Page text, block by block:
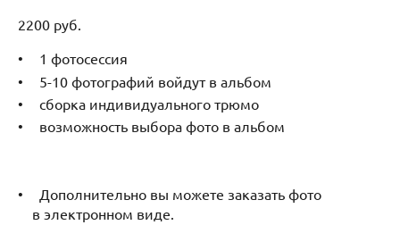
2200 руб.
1 фотосессия
5-10 фотографий войдут в альбом
сборка индивидуального трюмо
возможность выбора фото в альбом
Дополнительно вы можете заказать фото
в электронном виде.